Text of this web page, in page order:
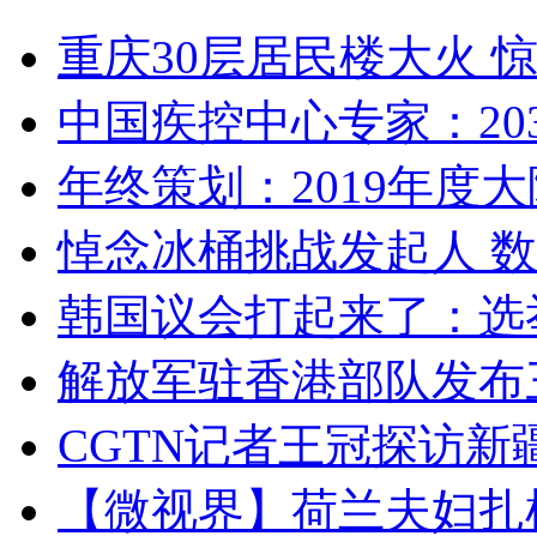
重庆30层居民楼大火
中国疾控中心专家：
年终策划：2019年度
悼念冰桶挑战发起人
韩国议会打起来了：
解放军驻香港部队发
CGTN记者王冠探访新
【微视界】荷兰夫妇